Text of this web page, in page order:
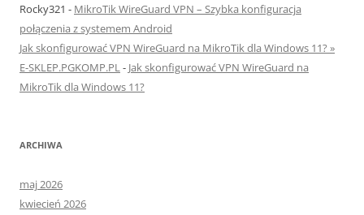
Rocky321 - MikroTik WireGuard VPN – Szybka konfiguracja
połączenia z systemem Android
Jak skonfigurować VPN WireGuard na MikroTik dla Windows 11? »
E-SKLEP.PGKOMP.PL- Jak skonfigurować VPN WireGuard na
MikroTik dla Windows 11?
ARCHIWA
maj 2026
kwiecień 2026